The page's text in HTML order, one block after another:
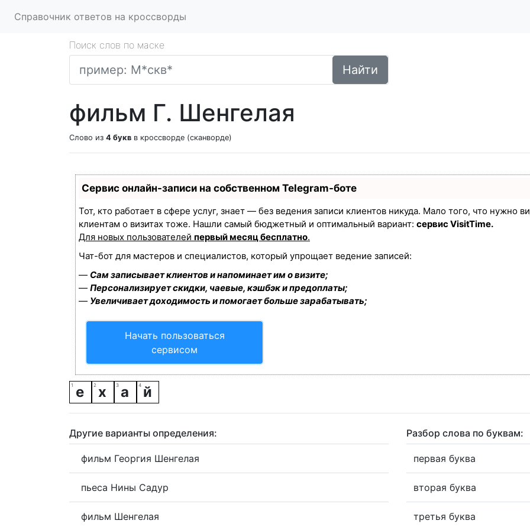
Справочник ответов на кроссворды
Поиск слов по маске
Найти
фильм Г. Шенгелая
Слово из 4 букв в кроссворде (сканворде)
Сервис онлайн-записи на собственном Telegram-боте
Тот, кто работает в сфере услуг, знает — без ведения записи клиентов никуда. Мало того, что нужно
клиентам о визитах тоже. Нашли самый бюджетный и оптимальный вариант: сервис VisitTime.
Для новых пользователей первый месяц бесплатно.
Чат-бот для мастеров и специалистов, который упрощает ведение записей:
— Сам записывает клиентов и напоминает им о визите;
— Персонализирует скидки, чаевые, кэшбэк и предоплаты;
— Увеличивает доходимость и помогает больше зарабатывать;
Начать пользоваться
сервисом
е х а й
Другие варианты определения:
фильм Георгия Шенгелая
пьеса Нины Садур
фильм Шенгелая
Разбор слова по буквам:
первая буква
вторая буква
третья буква